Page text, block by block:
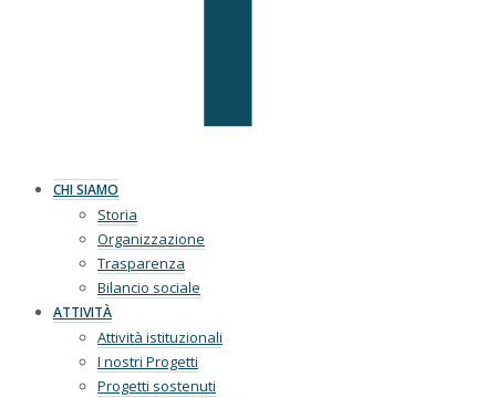
CHI SIAMO
Storia
Organizzazione
Trasparenza
Bilancio sociale
ATTIVITÀ
Attività istituzionali
I nostri Progetti
Progetti sostenuti